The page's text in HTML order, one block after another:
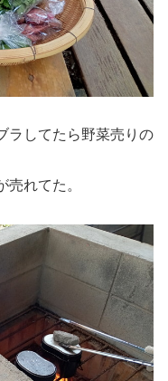
ラしてたら野菜売りの
れてた。